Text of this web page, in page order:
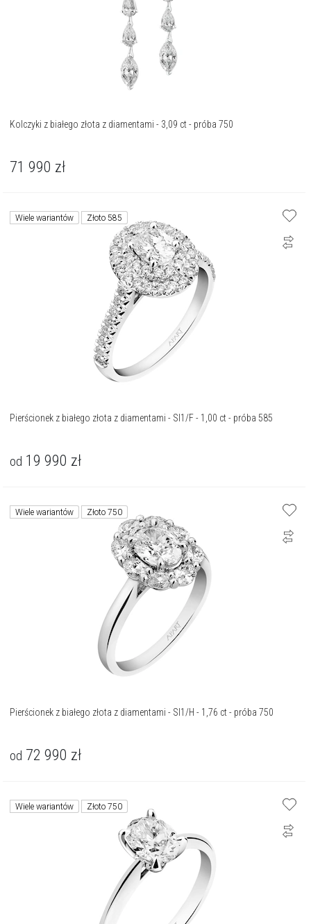
Kolczyki z białego złota z diamentami - 3,09 ct - próba 750
71 990 zł
Wiele wariantów Złoto 585
Pierścionek z białego złota z diamentami - SI1/F - 1,00 ct - próba 585
od 19 990 zł
Wiele wariantów Złoto 750
Pierścionek z białego złota z diamentami - SI1/H - 1,76 ct - próba 750
od 72 990 zł
Wiele wariantów Złoto 750